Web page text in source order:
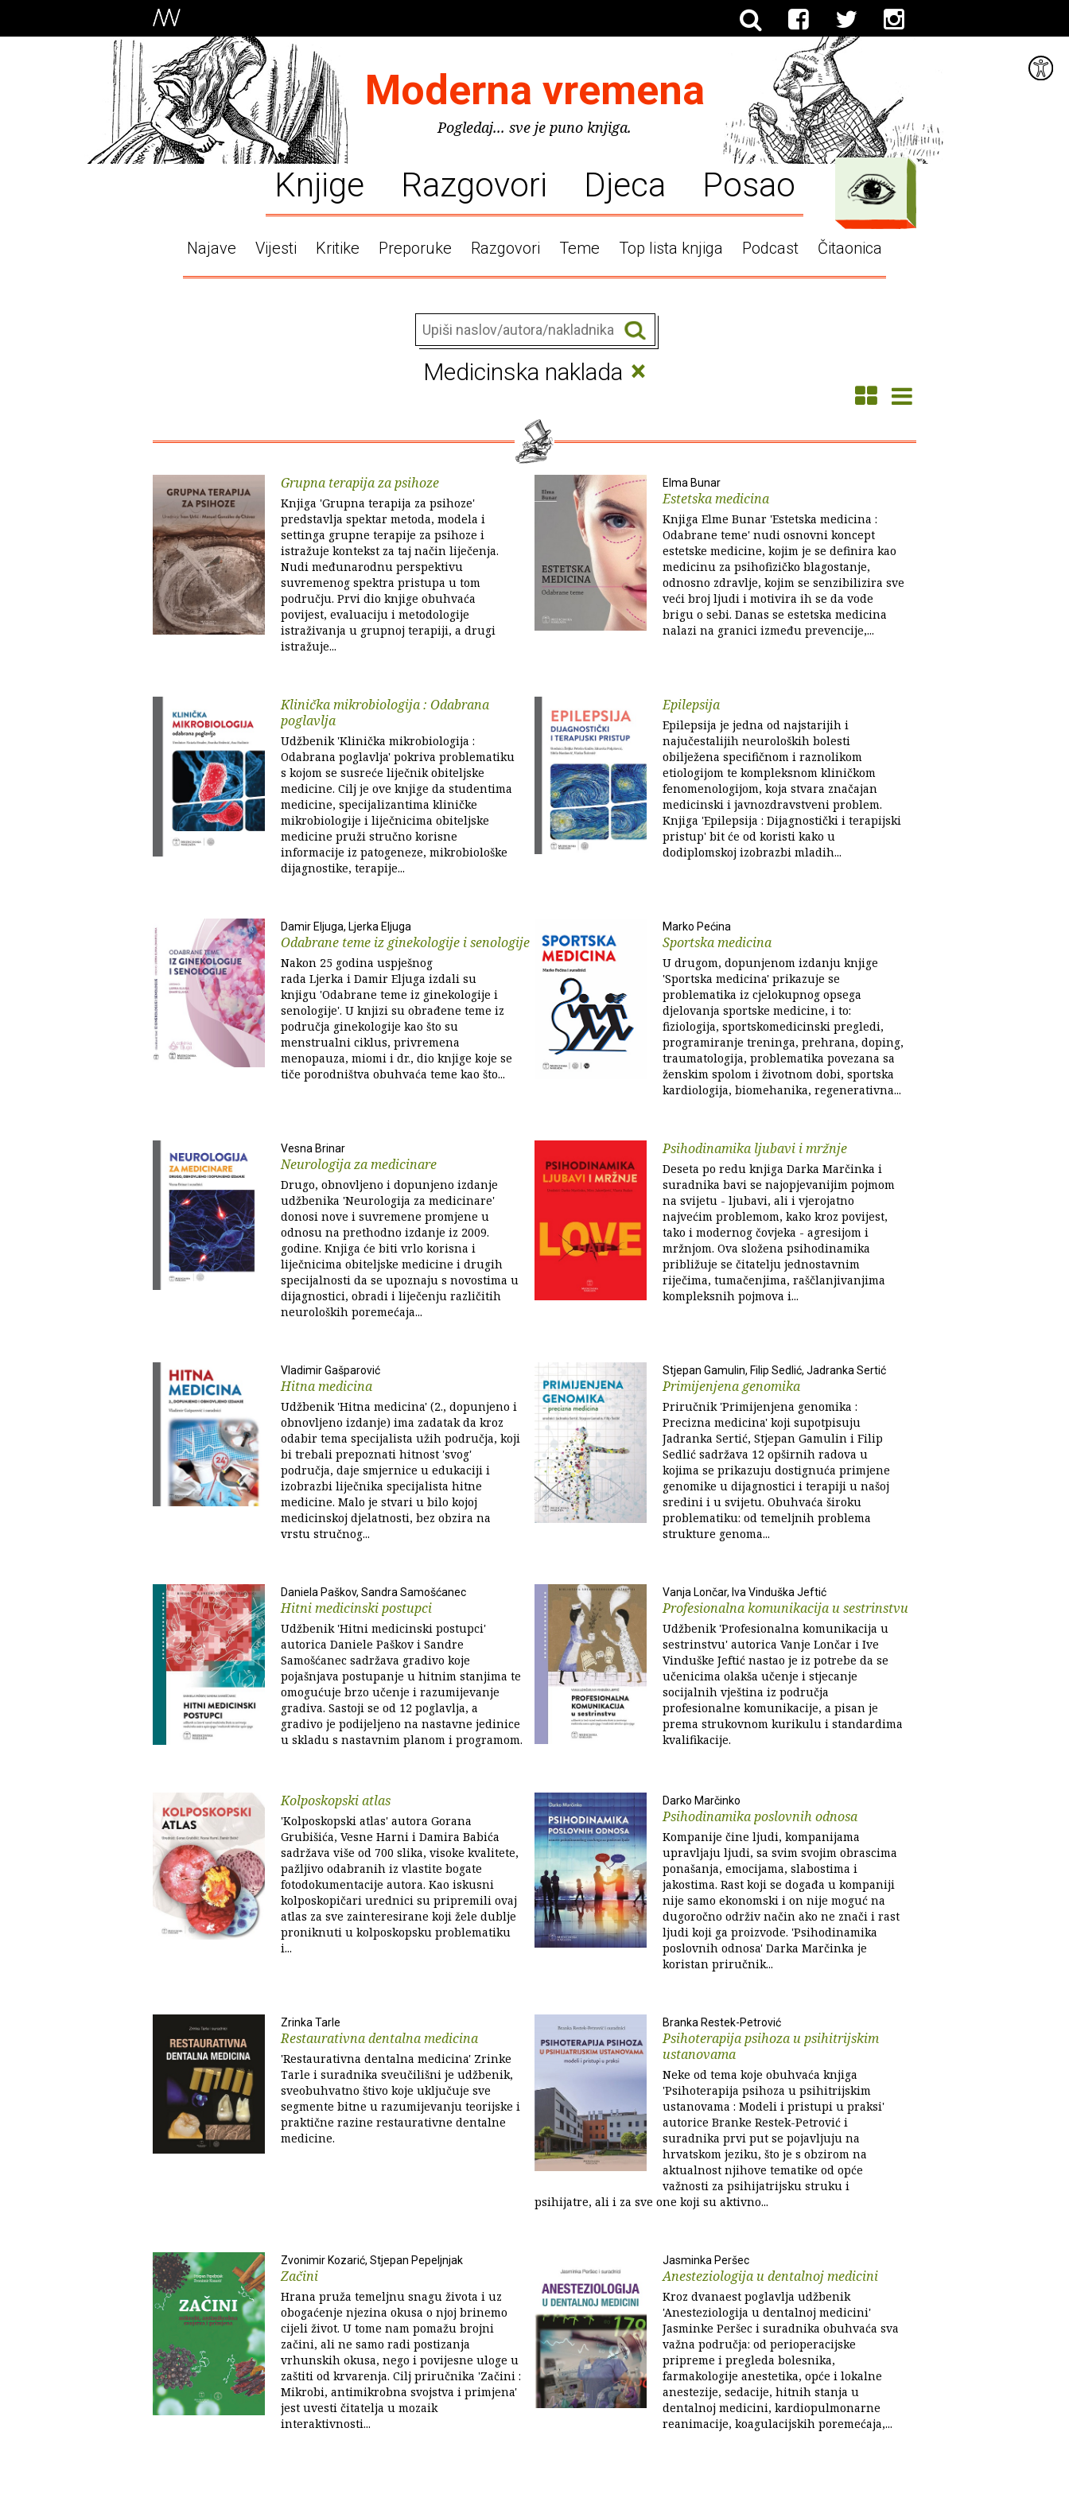
Moderna vremena
Pogledaj... sve je puno knjiga.
Knjige Razgovori Djeca Posao
Najave Vijesti Kritike Preporuke Razgovori Teme Top lista knjiga Podcast Čitaonica
Medicinska naklada ×
Grupna terapija za psihoze
Knjiga 'Grupna terapija za psihoze'
predstavlja spektar metoda, modela i
settinga grupne terapije za psihoze i
istražuje kontekst za taj način liječenja.
Nudi međunarodnu perspektivu
suvremenog spektra pristupa u tom
području. Prvi dio knjige obuhvaća
povijest, evaluaciju i metodologije
istraživanja u grupnoj terapiji, a drugi
istražuje...
Elma Bunar
Estetska medicina
Knjiga Elme Bunar 'Estetska medicina :
Odabrane teme' nudi osnovni koncept
estetske medicine, kojim je se definira kao
medicinu za psihofizičko blagostanje,
odnosno zdravlje, kojim se senzibilizira sve
veći broj ljudi i motivira ih se da vode
brigu o sebi. Danas se estetska medicina
nalazi na granici između prevencije,...
Klinička mikrobiologija : Odabrana
poglavlja
Udžbenik 'Klinička mikrobiologija :
Odabrana poglavlja' pokriva problematiku
s kojom se susreće liječnik obiteljske
medicine. Cilj je ove knjige da studentima
medicine, specijalizantima kliničke
mikrobiologije i liječnicima obiteljske
medicine pruži stručno korisne
informacije iz patogeneze, mikrobiološke
dijagnostike, terapije...
Epilepsija
Epilepsija je jedna od najstarijih i
najučestalijih neuroloških bolesti
obilježena specifičnom i raznolikom
etiologijom te kompleksnom kliničkom
fenomenologijom, koja stvara značajan
medicinski i javnozdravstveni problem.
Knjiga 'Epilepsija : Dijagnostički i terapijski
pristup' bit će od koristi kako u
dodiplomskoj izobrazbi mladih...
Damir Eljuga, Ljerka Eljuga
Odabrane teme iz ginekologije i senologije
Nakon 25 godina uspješnog
rada Ljerka i Damir Eljuga izdali su
knjigu 'Odabrane teme iz ginekologije i
senologije'. U knjizi su obrađene teme iz
područja ginekologije kao što su
menstrualni ciklus, privremena
menopauza, miomi i dr., dio knjige koje se
tiče porodništva obuhvaća teme kao što...
Marko Pećina
Sportska medicina
U drugom, dopunjenom izdanju knjige
'Sportska medicina' prikazuje se
problematika iz cjelokupnog opsega
djelovanja sportske medicine, i to:
fiziologija, sportskomedicinski pregledi,
programiranje treninga, prehrana, doping,
traumatologija, problematika povezana sa
ženskim spolom i životnom dobi, sportska
kardiologija, biomehanika, regenerativna...
Vesna Brinar
Neurologija za medicinare
Drugo, obnovljeno i dopunjeno izdanje
udžbenika 'Neurologija za medicinare'
donosi nove i suvremene promjene u
odnosu na prethodno izdanje iz 2009.
godine. Knjiga će biti vrlo korisna i
liječnicima obiteljske medicine i drugih
specijalnosti da se upoznaju s novostima u
dijagnostici, obradi i liječenju različitih
neuroloških poremećaja...
Psihodinamika ljubavi i mržnje
Deseta po redu knjiga Darka Marčinka i
suradnika bavi se najopjevanijim pojmom
na svijetu - ljubavi, ali i vjerojatno
najvećim problemom, kako kroz povijest,
tako i modernog čovjeka - agresijom i
mržnjom. Ova složena psihodinamika
približuje se čitatelju jednostavnim
riječima, tumačenjima, raščlanjivanjima
kompleksnih pojmova i...
Vladimir Gašparović
Hitna medicina
Udžbenik 'Hitna medicina' (2., dopunjeno i
obnovljeno izdanje) ima zadatak da kroz
odabir tema specijalista užih područja, koji
bi trebali prepoznati hitnost 'svog'
područja, daje smjernice u edukaciji i
izobrazbi liječnika specijalista hitne
medicine. Malo je stvari u bilo kojoj
medicinskoj djelatnosti, bez obzira na
vrstu stručnog...
Stjepan Gamulin, Filip Sedlić, Jadranka Sertić
Primijenjena genomika
Priručnik 'Primijenjena genomika :
Precizna medicina' koji supotpisuju
Jadranka Sertić, Stjepan Gamulin i Filip
Sedlić sadržava 12 opširnih radova u
kojima se prikazuju dostignuća primjene
genomike u dijagnostici i terapiji u našoj
sredini i u svijetu. Obuhvaća široku
problematiku: od temeljnih problema
strukture genoma...
Daniela Paškov, Sandra Samošćanec
Hitni medicinski postupci
Udžbenik 'Hitni medicinski postupci'
autorica Daniele Paškov i Sandre
Samošćanec sadržava gradivo koje
pojašnjava postupanje u hitnim stanjima te
omogućuje brzo učenje i razumijevanje
gradiva. Sastoji se od 12 poglavlja, a
gradivo je podijeljeno na nastavne jedinice
u skladu s nastavnim planom i programom.
Vanja Lončar, Iva Vinduška Jeftić
Profesionalna komunikacija u sestrinstvu
Udžbenik 'Profesionalna komunikacija u
sestrinstvu' autorica Vanje Lončar i Ive
Vinduške Jeftić nastao je iz potrebe da se
učenicima olakša učenje i stjecanje
socijalnih vještina iz područja
profesionalne komunikacije, a pisan je
prema strukovnom kurikulu i standardima
kvalifikacije.
Kolposkopski atlas
'Kolposkopski atlas' autora Gorana
Grubišića, Vesne Harni i Damira Babića
sadržava više od 700 slika, visoke kvalitete,
pažljivo odabranih iz vlastite bogate
fotodokumentacije autora. Kao iskusni
kolposkopičari urednici su pripremili ovaj
atlas za sve zainteresirane koji žele dublje
proniknuti u kolposkopsku problematiku
i...
Darko Marčinko
Psihodinamika poslovnih odnosa
Kompanije čine ljudi, kompanijama
upravljaju ljudi, sa svim svojim obrascima
ponašanja, emocijama, slabostima i
jakostima. Rast koji se događa u kompaniji
nije samo ekonomski i on nije moguć na
dugoročno održiv način ako ne znači i rast
ljudi koji ga proizvode. 'Psihodinamika
poslovnih odnosa' Darka Marčinka je
koristan priručnik...
Zrinka Tarle
Restaurativna dentalna medicina
'Restaurativna dentalna medicina' Zrinke
Tarle i suradnika sveučilišni je udžbenik,
sveobuhvatno štivo koje uključuje sve
segmente bitne u razumijevanju teorijske i
praktične razine restaurativne dentalne
medicine.
Branka Restek-Petrović
Psihoterapija psihoza u psihitrijskim
ustanovama
Neke od tema koje obuhvaća knjiga
'Psihoterapija psihoza u psihitrijskim
ustanovama : Modeli i pristupi u praksi'
autorice Branke Restek-Petrović i
suradnika prvi put se pojavljuju na
hrvatskom jeziku, što je s obzirom na
aktualnost njihove tematike od opće
važnosti za psihijatrijsku struku i
psihijatre, ali i za sve one koji su aktivno...
Zvonimir Kozarić, Stjepan Pepeljnjak
Začini
Hrana pruža temeljnu snagu života i uz
obogaćenje njezina okusa o njoj brinemo
cijeli život. U tome nam pomažu brojni
začini, ali ne samo radi postizanja
vrhunskih okusa, nego i povijesne uloge u
zaštiti od krvarenja. Cilj priručnika 'Začini :
Mikrobi, antimikrobna svojstva i primjena'
jest uvesti čitatelja u mozaik
interaktivnosti...
Jasminka Peršec
Anesteziologija u dentalnoj medicini
Kroz dvanaest poglavlja udžbenik
'Anesteziologija u dentalnoj medicini'
Jasminke Peršec i suradnika obuhvaća sva
važna područja: od perioperacijske
pripreme i pregleda bolesnika,
farmakologije anestetika, opće i lokalne
anestezije, sedacije, hitnih stanja u
dentalnoj medicini, kardiopulmonarne
reanimacije, koagulacijskih poremećaja,...